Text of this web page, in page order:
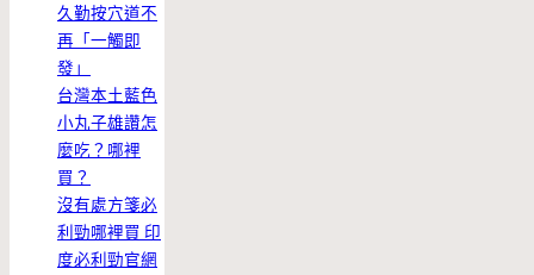
久勤按穴道不
再「一觸即
發」
台灣本土藍色
小丸子雄讚怎
麼吃？哪裡
買？
沒有處方箋必
利勁哪裡買 印
度必利勁官網